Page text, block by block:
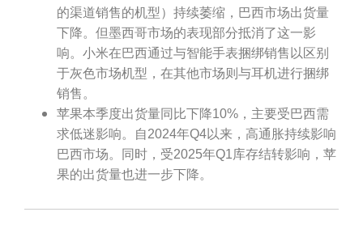
的渠道销售的机型）持续萎缩，巴西市场出货量
下降。但墨西哥市场的表现部分抵消了这一影
响。小米在巴西通过与智能手表捆绑销售以区别
于灰色市场机型，在其他市场则与耳机进行捆绑
销售。
苹果本季度出货量同比下降10%，主要受巴西需
求低迷影响。自2024年Q4以来，高通胀持续影响
巴西市场。同时，受2025年Q1库存结转影响，苹
果的出货量也进一步下降。